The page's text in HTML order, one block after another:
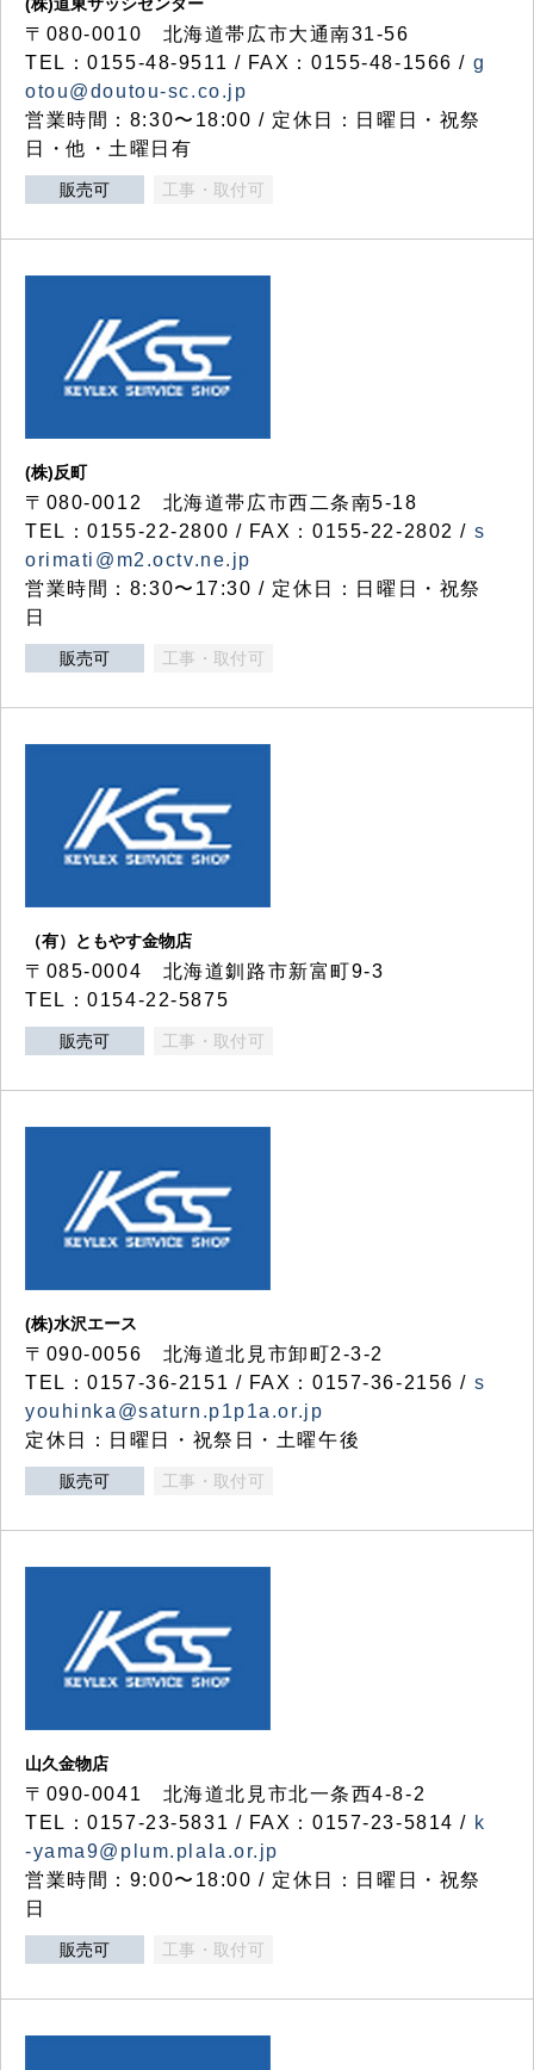
〒080-0010 北海道帯広市大通南31-56
TEL：0155-48-9511 / FAX：0155-48-1566 / g
otou@doutou-sc.co.jp
営業時間：8:30〜18:00 / 定休日：日曜日・祝祭
日・他・土曜日有
販売可 工事・取付可
(株)反町
〒080-0012 北海道帯広市西二条南5-18
TEL：0155-22-2800 / FAX：0155-22-2802 / s
orimati@m2.octv.ne.jp
営業時間：8:30〜17:30 / 定休日：日曜日・祝祭
日
販売可 工事・取付可
（有）ともやす金物店
〒085-0004 北海道釧路市新富町9-3
TEL：0154-22-5875
販売可 工事・取付可
(株)水沢エース
〒090-0056 北海道北見市卸町2-3-2
TEL：0157-36-2151 / FAX：0157-36-2156 / s
youhinka@saturn.p1p1a.or.jp
定休日：日曜日・祝祭日・土曜午後
販売可 工事・取付可
山久金物店
〒090-0041 北海道北見市北一条西4-8-2
TEL：0157-23-5831 / FAX：0157-23-5814 / k
-yama9@plum.plala.or.jp
営業時間：9:00〜18:00 / 定休日：日曜日・祝祭
日
販売可 工事・取付可